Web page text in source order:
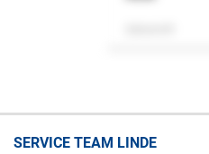
SERVICE TEAM LINDE